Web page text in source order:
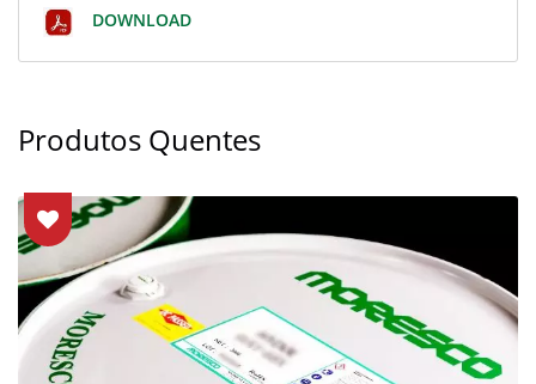
DOWNLOAD
Produtos Quentes